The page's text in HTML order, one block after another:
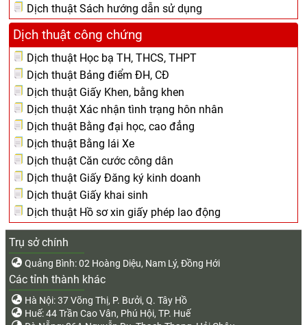
Dịch thuật Sách hướng dẫn sử dụng
Dịch thuật công chứng
Dịch thuật Học bạ TH, THCS, THPT
Dịch thuật Bảng điểm ĐH, CĐ
Dịch thuật Giấy Khen, bằng khen
Dịch thuật Xác nhận tình trạng hôn nhân
Dịch thuật Bằng đại học, cao đẳng
Dịch thuật Bằng lái Xe
Dịch thuật Căn cước công dân
Dịch thuật Giấy Đăng ký kinh doanh
Dịch thuật Giấy khai sinh
Dịch thuật Hồ sơ xin giấy phép lao động
Trụ sở chính
Quảng Bình: 02 Hoàng Diệu, Nam Lý, Đồng Hới
Các tỉnh thành khác
Hà Nội: 37 Võng Thị, P. Bưởi, Q. Tây Hồ
Huế: 44 Trần Cao Vân, Phú Hội, TP. Huế